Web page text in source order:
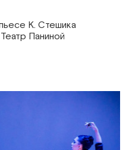
К. Стешика
Паниной